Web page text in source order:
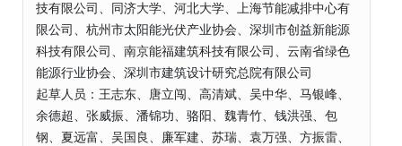
技有限公司、同济大学、河北大学、上海节能减排中心有
限公司、杭州市太阳能光伏产业协会、深圳市创益新能源
科技有限公司、南京能福建筑科技有限公司、云南省绿色
能源行业协会、深圳市建筑设计研究总院有限公司
起草人员：王志东、唐立闯、高清斌、吴中华、马银峰、
余德超、张威振、潘锦功、骆阳、魏青竹、钱洪强、包
钢、夏远富、吴国良、廉军建、苏瑞、袁万强、方振雷、